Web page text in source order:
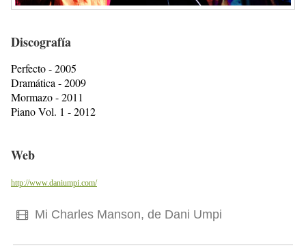
Discografía
Perfecto - 2005
Dramática - 2009
Mormazo - 2011
Piano Vol. 1 - 2012
Web
http://www.daniumpi.com/
Mi Charles Manson, de Dani Umpi